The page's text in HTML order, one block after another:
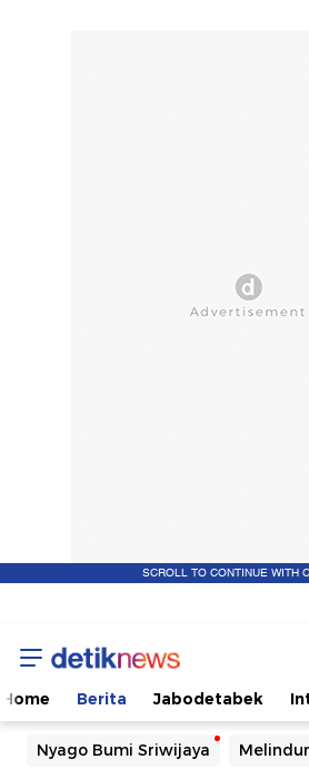
SCROLL TO CONTINUE WITH
Home Berita Jabodetabek
Nyago Bumi Sriwijaya